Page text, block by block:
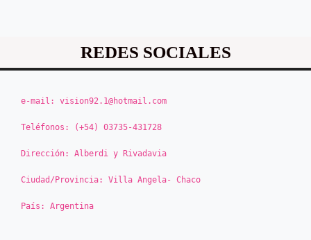
REDES SOCIALES
e-mail: vision92.1@hotmail.com
Teléfonos: (+54) 03735-431728
Dirección: Alberdi y Rivadavia
Ciudad/Provincia: Villa Angela- Chaco
País: Argentina